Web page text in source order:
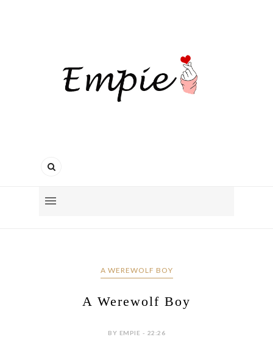
A WEREWOLF BOY
A Werewolf Boy
BY EMPIE - 22:26